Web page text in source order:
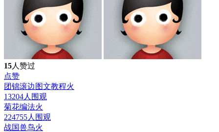
15人赞过
点赞
团锦滚边图文教程火
13204人围观
菊花编法火
224755人围观
战国兽鸟火